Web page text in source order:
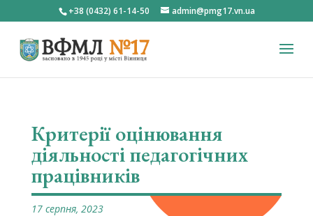
+38 (0432) 61-14-50 admin@pmg17.vn.ua
Критерії оцінювання
діяльності педагогічних
працівників
17 серпня, 2023